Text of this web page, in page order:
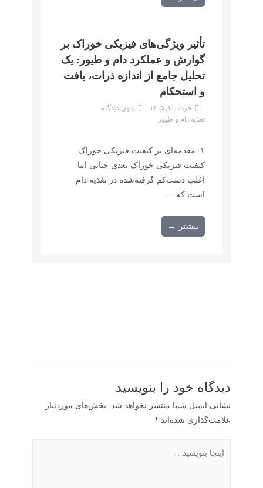
تأثیر ویژگی‌های فیزیکی خوراک بر
گوارش و عملکرد دام و طیور: یک
تحلیل جامع از اندازه ذرات، بافت
و استحکام
خرداد ۱۰, ۱۴۰۵
بدون دیدگاه
تغذیه دام و طیور
۱. مقدمه‌ای بر کیفیت فیزیکی خوراک
کیفیت فیزیکی خوراک بعدی حیاتی اما
اغلب دست‌کم گرفته‌شده در تغذیه دام
است که …
بیشتر →
دیدگاه‌ خود را بنویسید
نشانی ایمیل شما منتشر نخواهد شد.
بخش‌های موردنیاز
علامت‌گذاری شده‌اند *